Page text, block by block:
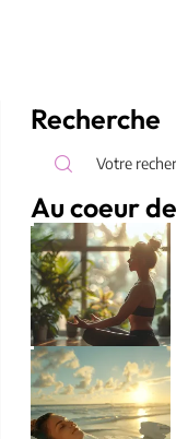
Recherche
Au coeur